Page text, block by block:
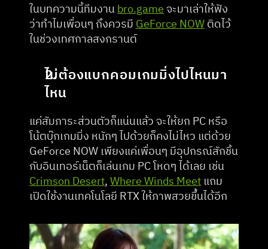
ในบทความนี้ทีมงาน bro.game จะมาเล่าให้ฟัง
ว่าทำไมเพื่อนๆ ถึงควรมี GeForce NOW ติดไว้
ในช่วงเทศกาลสงกรานต์
ไม่ต้องแบกคอมเกมมิ่งไปไหนมา
ไหน
แค่สัมภาระส่วนตัวก็แน่นแล้ว จะให้ยก PC หรือ
โน้ตบุ๊กเกมมิ่ง หนักๆ ไปด้วยก็คงไม่ไหว แต่ด้วย
GeForce NOW เพียงแค่เพื่อนๆ มีอุปกรณ์สักชิ้น
Crimson Desert, Where Winds Meet แถม
เปิดใช้งานเทคโนโลยี RTX ให้ภาพสวยขึ้นได้อีก